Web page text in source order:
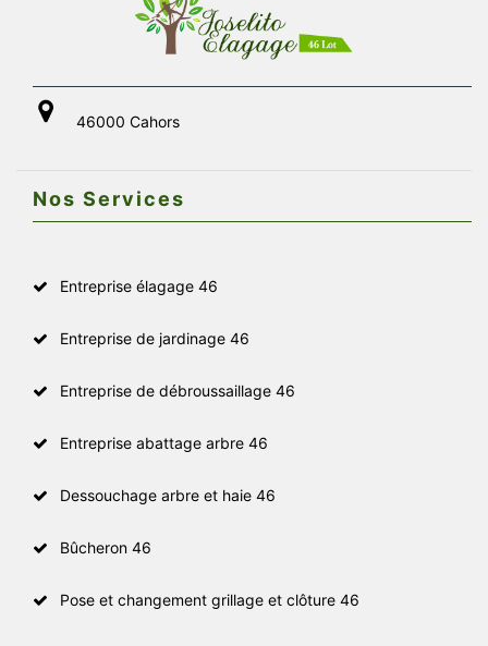
46000 Cahors
Nos Services
Entreprise élagage 46
Entreprise de jardinage 46
Entreprise de débroussaillage 46
Entreprise abattage arbre 46
Dessouchage arbre et haie 46
Bûcheron 46
Pose et changement grillage et clôture 46